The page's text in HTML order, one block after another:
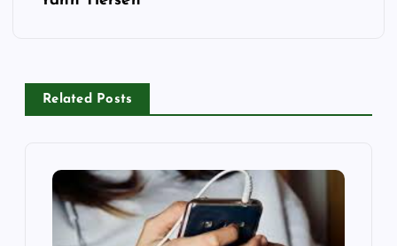
a
Related Posts